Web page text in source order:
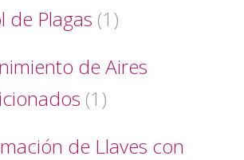
de Plagas (1)
de Aires
(1)
de Llaves con